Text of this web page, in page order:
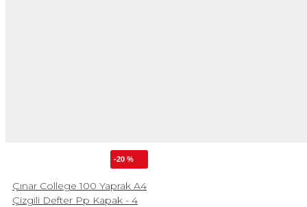
-20 %
Çınar College 100 Yaprak A4
Çizgili Defter Pp Kapak - 4